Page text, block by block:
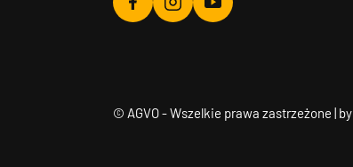
Agvo
Agvo
Agvo
© AGVO - Wszelkie prawa zastrzeżone | by